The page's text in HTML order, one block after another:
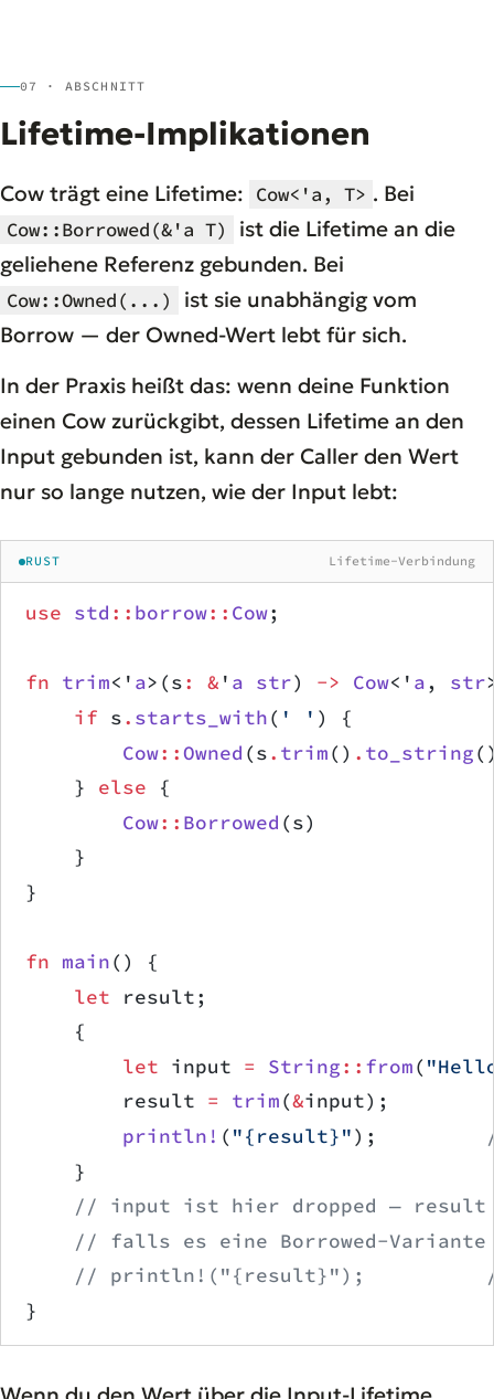
07 · ABSCHNITT
Lifetime-Implikationen
Cow trägt eine Lifetime: Cow<'a, T> . Bei
Cow::Borrowed(&'a T)
ist die Lifetime an die
geliehene Referenz gebunden. Bei
Cow::Owned(...)
ist sie unabhängig vom
Borrow — der Owned-Wert lebt für sich.
In der Praxis heißt das: wenn deine Funktion
einen Cow zurückgibt, dessen Lifetime an den
Input gebunden ist, kann der Caller den Wert
nur so lange nutzen, wie der Input lebt:
RUST Lifetime-Verbindung
use std :: borrow:: Cow;
fn trim<' a>(s: & ' a str) -> Cow<' a, str
    if
s. starts_with( ' ' ) {
        Cow
::Owned (s. trim() . to_string
    }
else {
        Cow
:: Borrowed (s)
    }
}
fn main() {
    let
result;
    {
        let
input = String:: from(
        result
= trim(&input);
        println!
( "{result}");
    }
// input ist hier dropped —
// falls es eine Borrowed-Variante
// println!("{result}");
}